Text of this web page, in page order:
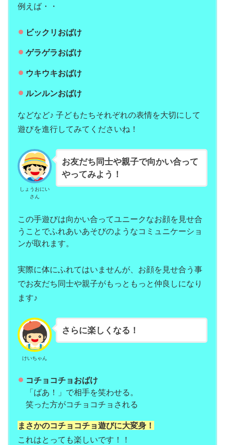
例えば・・
ビックリおばけ
ゲラゲラおばけ
ウキウキおばけ
ルンルンおばけ
などなど♪ 子どもたちそれぞれの表情を大切にして
遊びを進行してみてくださいね！
しょうおにい
さん
お友だち同士や親子で向かい合って
やってみよう！
この手遊びは向かい合ってユニークなお顔を見せ合
うことでふれあいあそびのようなコミュニケーショ
ンが取れます。
実際に体にふれてはいませんが、お顔を見せ合う事
でお友だち同士や親子がもっともっと仲良しになり
ます♪
けいちゃん
さらに楽しくなる！
コチョコチョおばけ
「ばあ！」で相手を笑わせる。
笑った方がコチョコチョされる
まさかのコチョコチョ遊びに大変身！
これはとっても楽しいです！！